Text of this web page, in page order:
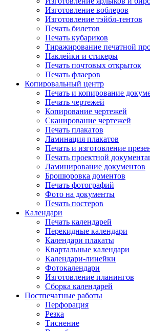
Изготовление воблеров
Изготовление тэйбл-тентов
Печать билетов
Печать кубариков
Тиражирование печатной
Наклейки и стикеры
Печать почтовых открыток
Печать флаеров
Копировальный центр
Печать и копирование
Печать чертежей
Копирование чертежей
Сканирование чертежей
Печать плакатов
Ламинация плакатов
Печать и изготовление
Печать проектной
Ламинирование документов
Брошюровка доментов
Печать фотографий
Фото на документы
Печать постеров
Календари
Печать календарей
Перекидные календари
Календари плакаты
Квартальные календари
Календари-линейки
Фотокалендари
Изготовление планингов
Сборка календарей
Постпечатные работы
Перфорация
Резка
Тиснение